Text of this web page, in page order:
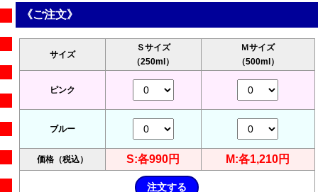
《ご注文》
サイズ
Ｓサイズ
（250ml）
Ｍサイズ
（500ml）
ピンク
ブルー
価格（税込） S:各990円 M:各1,210円